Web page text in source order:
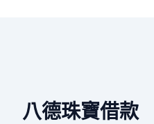
八德珠寶借款